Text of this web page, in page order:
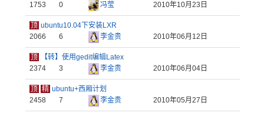
1753
0 冯莹 2010年10月23日
顶 ubuntu10.04下安装LXR
2066
6 李金贵 2010年06月12日
顶
【转】使用gedit编辑Latex
2374
3 李金贵 2010年06月04日
顶 精 ubuntu+西厢计划
2458
7 李金贵 2010年05月27日